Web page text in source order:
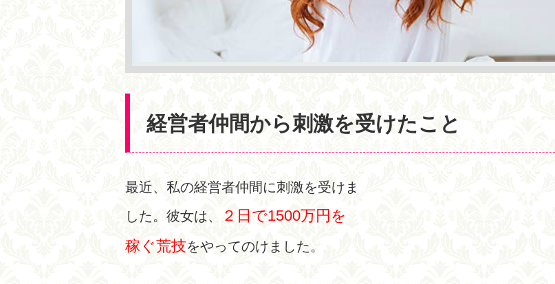
経営者仲間から刺激を受けたこと
最近、私の経営者仲間に刺激を受けま
した。彼女は、
２日で1500万円を
稼ぐ荒技をやってのけました。